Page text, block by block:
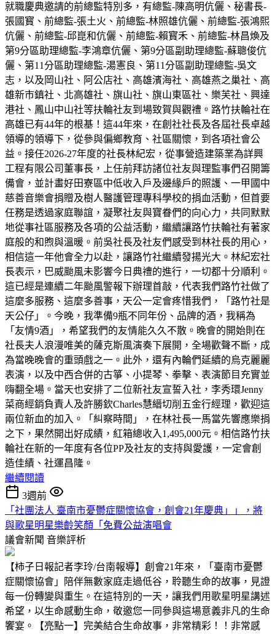
就職慶典邀請的前總監特別多，有總監-陳高明伉儷、秘書長-
張國寳、前總監-張土火、前總監-林照雄伉儷、前總監-張鴻熙
伉儷、前總監-邱崑和伉儷、前總監-賴寳禾、前總監-林昌煥及
第9分區助理總監-李鴻章伉儷、第9分區副助理總監-蘇聰俊伉
儷、第11分區助理總監-湯憲良、第11分區副助理總監-吳文
志，以及岡山社、阿公店社、高雄濱海社、高雄燕之巢社、高
雄新市鎮社、北高雄社、旗山社、旗山東區社、樂芙社、興達
港社、鳳山中山社等扶輪社友到場致賀與觀禮。路竹扶輪社在
高雄已有44年的根基！這44年來，在創社社長及各屆社長卓越
領導的領導下，從參與偏鄉教育、社區關懷，到各項社會公
益。接任2026-27年度的社長林紀宏，從事營造建築業為詳興
工程有限公司董事長，上任前拜訪諸位社友與理監事們召開籌
備會，並計畫好田寮區中低收入戶及邊緣戶的照護、一甲國中
慈善音樂會捐贈及樹人醫護管理專科學校的捐血活動，但首要
任務是透過家庭聯誼，凝聚社友與寶眷們的向心力，共同默默
地從事社區服務及各項的公益活動，繼續讓路竹扶輪社有著家
庭般的和煦與溫暖。前吳社長及社友們感受到林社長的用心，
相信這一年他會全力以赴，讓路竹社繼續發揚光大。林紀宏社
長表示，巴威颱風未影響今日典禮的進行，一切都十分順利。
這已經是連續二年颱風警報下辦理首敲，代表我們路竹社做了
這麼多服務、這麼多善事，天公一定會疼惜我們，「路竹社是
天公仔」。今晚，我準備9瓶不同年份、品牌的酒，我稱為
「友情9酒」，希望我們的友情能久久不散。晚會的開始則在
社長夫人浪漫唯美的薩克斯風演奏下展開，全場歡聲不斷，成
為當晚晚會的重頭戲之一。此外，還有內輪們延續的烏克麗麗
表演，以及中西合併的古箏、小提琴、拳擊、表演節目充實並
嗨翻全場。當天也安排了二位新社友宣誓入社，李秀環Jenny
菜商經銷負責人及許勝欽Charles慧縉切削五金行經理，歡迎這
兩位新血的加入。「糾察時間」，在林社長一馬當先響應樂捐
之下，果然開出好成績，紅箱總收入1,495,000元。相信路竹扶
輪社在新的一年度有各位PP及社友的支持與愛護，一定會創
造佳績、社運昌隆。
繼續閱讀
3週前
「社團法人 臺南市憂鬱症關懷協會，創會21年慶典」」，將
與歌星明星樂齡笑顏「免費公益演唱會
議會新聞 音樂評析
【柿子日報記者李玲/台南報導】創會21年來，「臺南市憂鬱
症關懷協會」陪伴無數家庭走過低谷，聆聽生命的故事，見證
每一份轉變與重生。在這特別的一天，讓我們用歌星明星講述
希望，以生命感動生命，敬邀您一同參與這場意義非凡的生命
饗宴。【亮點一】完美結合生命故事，非常精彩！！非常感